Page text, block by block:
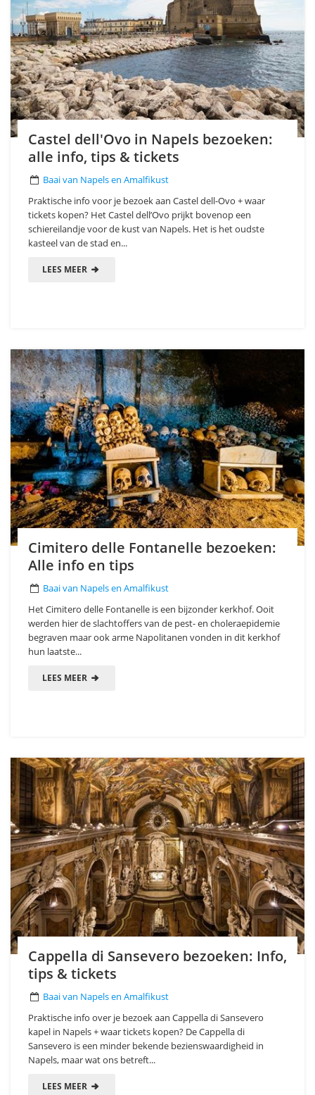
Castel dell'Ovo in Napels bezoeken:
alle info, tips & tickets
Baai van Napels en Amalfikust
Praktische info voor je bezoek aan Castel dell-Ovo + waar
tickets kopen? Het Castel dell’Ovo prijkt bovenop een
schiereilandje voor de kust van Napels. Het is het oudste
kasteel van de stad en...
LEES MEER
Cimitero delle Fontanelle bezoeken:
Alle info en tips
Baai van Napels en Amalfikust
Het Cimitero delle Fontanelle is een bijzonder kerkhof. Ooit
werden hier de slachtoffers van de pest- en choleraepidemie
begraven maar ook arme Napolitanen vonden in dit kerkhof
hun laatste...
LEES MEER
Cappella di Sansevero bezoeken: Info,
tips & tickets
Baai van Napels en Amalfikust
Praktische info over je bezoek aan Cappella di Sansevero
kapel in Napels + waar tickets kopen? De Cappella di
Sansevero is een minder bekende bezienswaardigheid in
Napels, maar wat ons betreft...
LEES MEER